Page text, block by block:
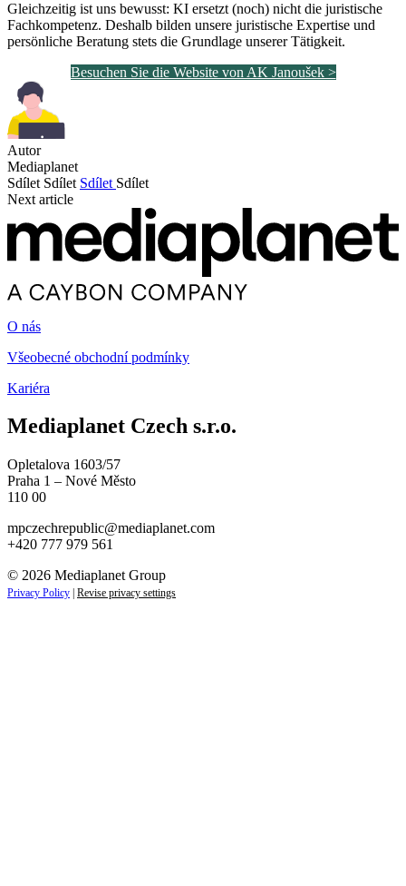
Gleichzeitig ist uns bewusst: KI ersetzt (noch) nicht die juristische
Fachkompetenz. Deshalb bilden unsere juristische Expertise und
persönliche Beratung stets die Grundlage unserer Tätigkeit.
Besuchen Sie die Website von AK Janoušek >
Autor
Mediaplanet
Sdílet Sdílet Sdílet Sdílet
Next article
O nás
Všeobecné obchodní podmínky
Kariéra
Mediaplanet Czech s.r.o.
Opletalova 1603/57
Praha 1 – Nové Město
110 00
mpczechrepublic@mediaplanet.com
+420 777 979 561
© 2026 Mediaplanet Group
Privacy Policy Revise privacy settings